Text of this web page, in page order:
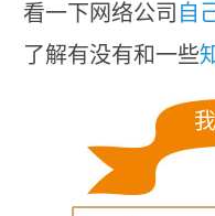
看一下网络公司 自
了解有没有和一些